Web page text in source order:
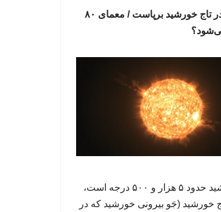
جهنمی که در تاج خورشید برپاست / معمای ۸۰
سطح خورشید حدود ۵ هزار و ۵۰۰ درجه است،
خورشید (جَو بیرونی خورشید که در